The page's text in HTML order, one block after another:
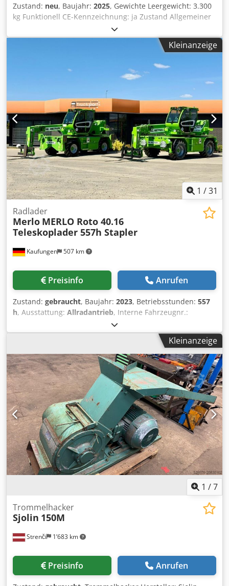
Zustand: neu, Baujahr: 2025, Gewichte Leergewicht: 3.300
kg Funktionell CE-Kennzeichnung: ja Zustand Allgemeiner
Zustand: sehr gut Technischer Zustand: sehr gut Optischer
Zustand: sehr gut Identifikation Referenznummer: 4
Weitere Informationen Passend für folgende Maschinen:
Transportabmessungen (L x B x H): 250015001,2
Produktionsland: KR Weitere Informationen Wenden Sie
sich an Ö. Inalkac, um weitere Informationen zu erhalten.
Codpfxev Nhv Ho Agqerf
Kleinanzeige
1 /31
Kaufungen 507 km
Radlader
Merlo MERLO Roto 40.16
Teleskoplader 557h Stapler
Preisinfo Anrufen
Zustand: gebraucht, Baujahr: 2023, Betriebsstunden: 557
h, Ausstattung: Allradantrieb, Interne Fahrzeugnr.:
G400079 Ab sofort zur Verfügung auf unserem Hof in
Kaufungen Mehr INFO unter: * Golec Nutzfahrzeuge
GmbH (Deutsch, English, Bulgarisch, Russisch) * Viktoria
Sologubova (Polnisch, Russisch, Ukrainisch, English)
Irrtümer vorbehalten Gerne nehmen wir Ihr gebrauchtes
Fahrzeug in Zahlung. Finanzierung direkt bei uns im Hause
möglich. Crodpfxjy Ii Aqs Agqef GOLEC NUTZFAHRZEUGE
GMBH Wir sprechen: Deutsch, English, Spanish, Polnisch,
Ukrainisch, Russisch, Bulgarisch. ----.
Kleinanzeige
1 /7
Strenči 1’683 km
Trommelhacker
Sjolin 150M
Preisinfo Anrufen